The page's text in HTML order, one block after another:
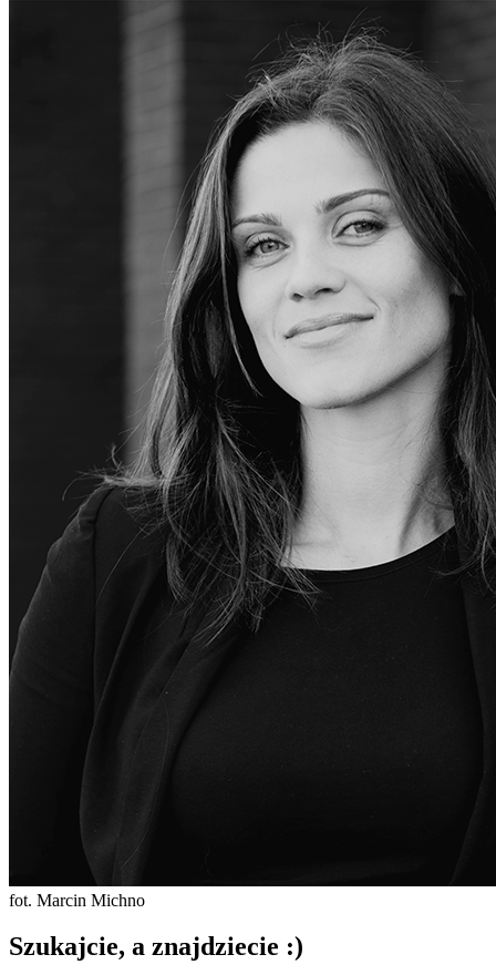
fot. Marcin Michno
Szukajcie, a znajdziecie :)